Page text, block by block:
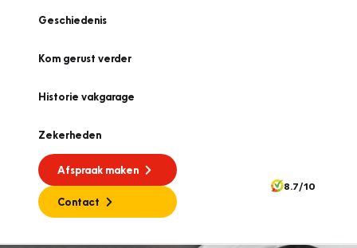
Geschiedenis
Kom gerust verder
Historie vakgarage
Zekerheden
Afspraak maken
Contact
8.7/10